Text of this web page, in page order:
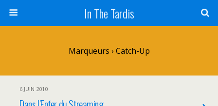
In The Tardis
Marqueurs › Catch-Up
6 JUIN 2010